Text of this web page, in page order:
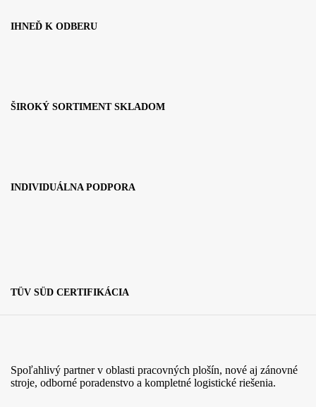
IHNEĎ K ODBERU
ŠIROKÝ SORTIMENT SKLADOM
INDIVIDUÁLNA PODPORA
TÜV SÜD CERTIFIKÁCIA
Spoľahlivý partner v oblasti pracovných plošín, nové aj zánovné
stroje, odborné poradenstvo a kompletné logistické riešenia.